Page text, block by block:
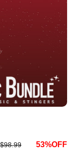
$98.99 53%OFF